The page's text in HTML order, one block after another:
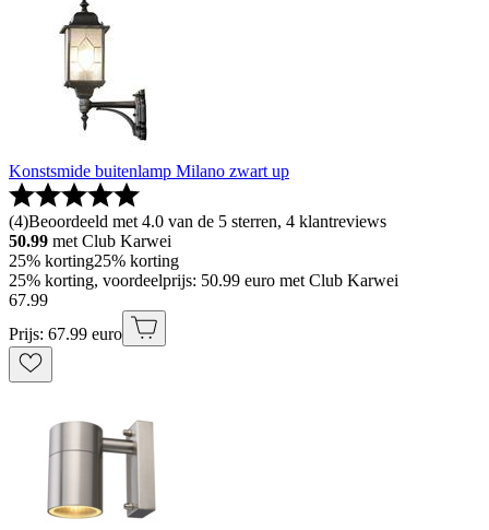
Konstsmide buitenlamp Milano zwart up
(4)Beoordeeld met 4.0 van de 5 sterren, 4 klantreviews
50.99 met Club Karwei
25% korting25% korting
25% korting, voordeelprijs: 50.99 euro met Club Karwei
67.99
Prijs: 67.99 euro